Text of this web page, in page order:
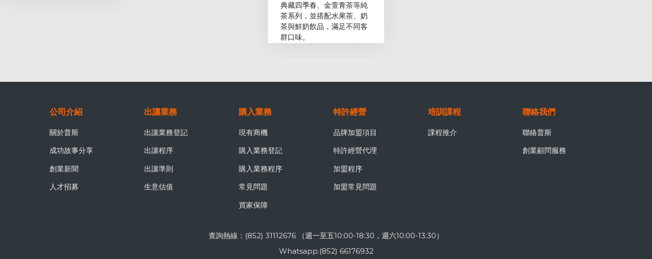
典藏四季春、金萱青茶等純
茶系列，並搭配水果茶、奶
茶與鮮奶飲品，滿足不同客
群口味。
公司介紹
關於普斯
成功故事分享
創業新聞
人才招募
出讓業務
出讓業務登記
出讓程序
出讓準則
生意估值
購入業務
現有商機
購入業務登記
購入業務程序
常見問題
買家保障
特許經營
品牌加盟項目
特許經營代理
加盟程序
加盟常見問題
培訓課程
課程推介
聯絡我們
聯絡普斯
創業顧問服務
查詢熱線：(852) 31112676 （週一至五10:00-18:30，週六10:00-13:30）
Whatsapp:(852) 66176932